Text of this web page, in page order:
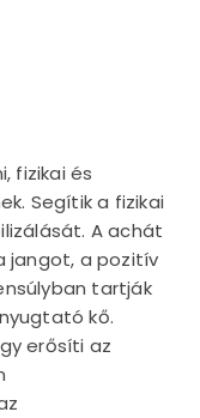
fizikai és
Segítik a fizikai
A achát
jangot, a pozitív
tartják
kő.
erősíti az